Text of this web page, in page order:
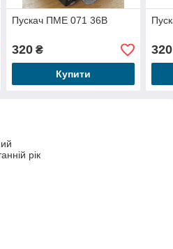
Пускач ПМЕ 071 36В
320₴
Купити
320
рік